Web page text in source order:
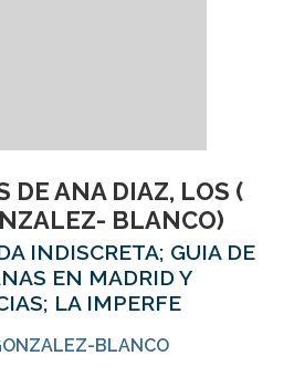
DE ANA DIAZ, LOS (
BLANCO)
INDISCRETA; GUIA DE
EN MADRID Y
LA IMPERFE
BLANCO